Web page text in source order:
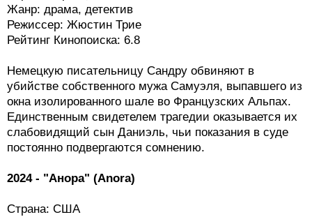
Жанр: драма, детектив
Режиссер: Жюстин Трие
Рейтинг Кинопоиска: 6.8
Немецкую писательницу Сандру обвиняют в
убийстве собственного мужа Самуэля, выпавшего из
окна изолированного шале во Французских Альпах.
Единственным свидетелем трагедии оказывается их
слабовидящий сын Даниэль, чьи показания в суде
постоянно подвергаются сомнению.
2024 - "Анора" (Anora)
Страна: США